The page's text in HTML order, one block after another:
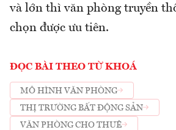
và lớn thì văn phòng truyền
chọn được ưu tiên.
ĐỌC BÀI THEO TỪ KHOÁ
MÔ HÌNH VĂN PHÒNG
THỊ TRƯỜNG BẤT ĐỘNG SẢN
VĂN PHÒNG CHO THUÊ